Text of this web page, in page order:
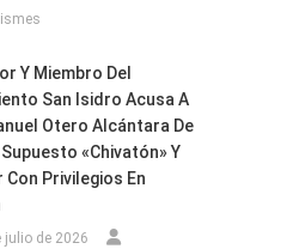
Y Miembro Del
San Isidro Acusa A
Otero Alcántara De
Supuesto «chivatón» Y
Con Privilegios En
julio de 2026